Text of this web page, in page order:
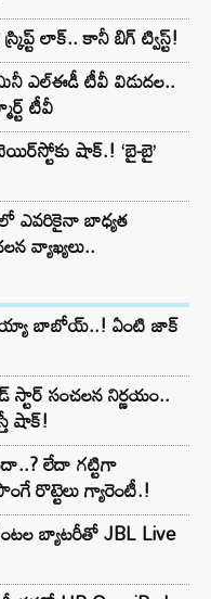
లాక్.. కానీ బిగ్ ట్విస్ట్!
ఎల్ఈడీ టీవీ విడుదల..
టీవీ
షాక్.! ‘బై-బై’
ఎవరికైనా బాధ్యత
వ్యాఖ్యలు..
అయ్యా బాబోయ్..! ఏంటి జాక్
స్టార్ సంచలన నిర్ణయం..
షాక్!
లేదా గట్టిగా
రొట్టెలు గ్యారెంటీ.!
బ్యాటరీతో JBL Live